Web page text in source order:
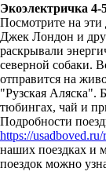
Экоэлектричка 4-
Посмотрите на
Джек Лондон и
раскрывали
северной собаки.
отправится на
"Рузская Аляска".
тюбингах, чай и
Подробности
https://usadboved.ru/
наших поездках и
поездок можно